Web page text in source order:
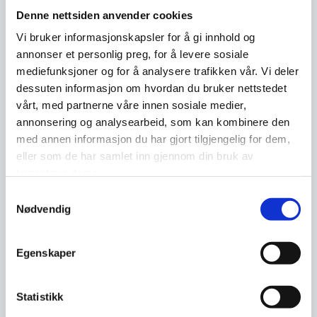
Denne nettsiden anvender cookies
Vi bruker informasjonskapsler for å gi innhold og
annonser et personlig preg, for å levere sosiale
mediefunksjoner og for å analysere trafikken vår. Vi deler
dessuten informasjon om hvordan du bruker nettstedet
vårt, med partnerne våre innen sosiale medier,
annonsering og analysearbeid, som kan kombinere den
med annen informasjon du har gjort tilgjengelig for dem,
eller som de har samlet inn gjennom din bruk av
Nødvendig
Egenskaper
Statistikk
Politikerne fikk en orientering om NorSIS av konstituert leder i
NorSIS, Karoline Tømte.
Økt behov for hjelp
Så langt i 2022 har NorSIS håndtert rundt 7500
henvendelser fra publikum.
–Vi erfarer at behovet for hjelp og veiledning
sakene som har kommet inn til NorSIS hittil i år
er omtrent 6000 av disse digital førstehjelp